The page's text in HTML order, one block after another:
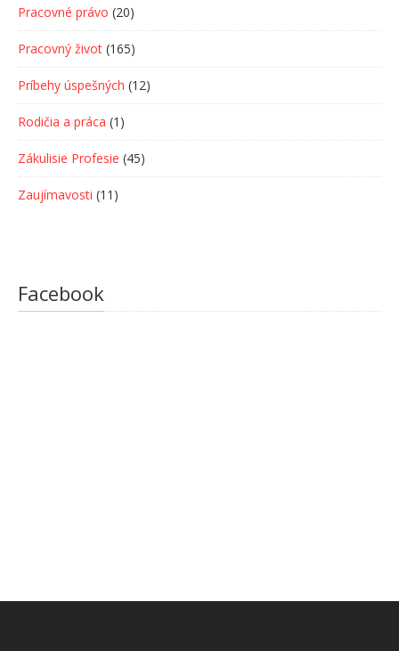
Pracovné právo (20)
Pracovný život (165)
Príbehy úspešných (12)
Rodičia a práca (1)
Zákulisie Profesie (45)
Zaujímavosti (11)
Facebook